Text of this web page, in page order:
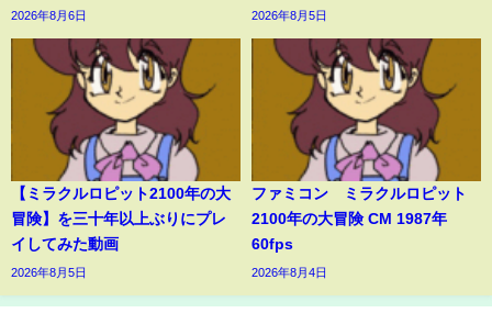
2026年8月6日 2026年8月5日
【ミラクルロピット2100年の大
冒険】を三十年以上ぶりにプレ
イしてみた動画
2026年8月5日
ファミコン ミラクルロピット
2100年の大冒険 CM 1987年
60fps
2026年8月4日